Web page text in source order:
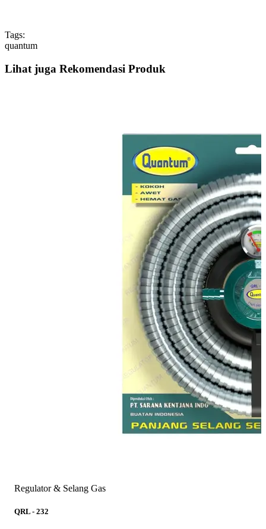
Tags:
quantum
Lihat juga Rekomendasi Produk
Regulator & Selang Gas
QRL - 232